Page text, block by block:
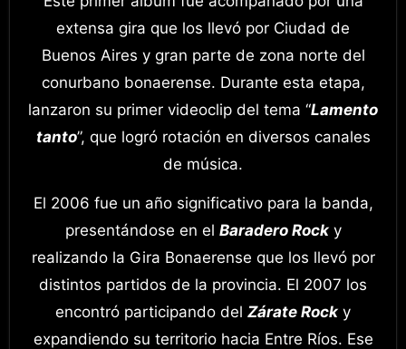
extensa gira que los llevó por Ciudad de
Buenos Aires y gran parte de zona norte del
conurbano bonaerense. Durante esta etapa,
lanzaron su primer videoclip del tema “Lamento
tanto”, que logró rotación en diversos canales
de música.
El 2006 fue un año significativo para la banda,
presentándose en el Baradero Rocky
realizando la Gira Bonaerense que los llevó por
distintos partidos de la provincia. El 2007 los
encontró participando del Zárate Rock y
expandiendo su territorio hacia Entre Ríos. Ese